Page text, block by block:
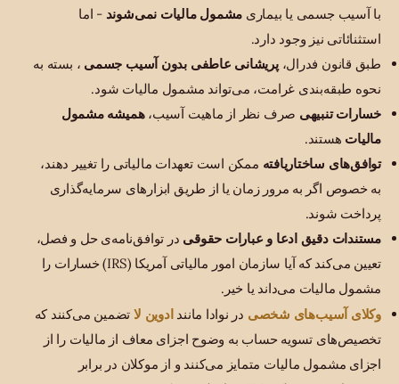
با آسیب جسمی یا بیماری مشمول مالیات نمی‌شوند - اما
استثنائاتی نیز وجود دارد.
طبق قانون فدرال،پریشانی عاطفی بدون آسیب جسمی ، بسته به
نحوه طبقه‌بندی غرامت، می‌تواند مشمول مالیات شود.
خسارات تنبیهی صرف نظر از ماهیت آسیب،همیشه مشمول
مالیات هستند.
توافق‌های ساختاریافته ممکن است تعهدات مالیاتی را تغییر دهند،
به خصوص اگر به مرور زمان یا از طریق ابزارهای سرمایه‌گذاری
پرداخت شوند.
مستندات دقیق ادعا و عبارات حقوقی در توافق‌نامه‌ی حل و فصل،
تعیین می‌کند که آیا سازمان امور مالیاتی آمریکا (IRS) خسارات را
مشمول مالیات می‌داند یا خیر.
وکلای آسیب‌های شخصی در نوادا مانند ادوین لا تضمین می‌کنند که
تخصیص‌های تسویه حساب به وضوح اجزای معاف از مالیات را از
اجزای مشمول مالیات متمایز می‌کنند و از موکلان در برابر